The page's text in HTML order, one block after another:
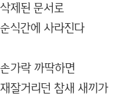
삭제된 문서로
순식간에 사라진다
손가락 까딱하면
재잘거리던 참새 새끼가